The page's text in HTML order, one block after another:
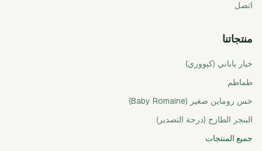
اتصل
منتجاتنا
خيار ياباني (كيووري)
طماطم
خس روماين صغير (Baby Romaine)
البنجر الطازج (درجة التصدير)
جميع المنتجات